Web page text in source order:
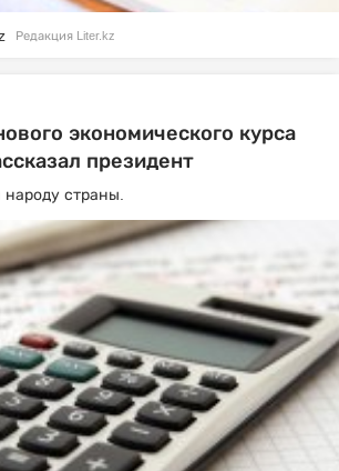
Редакция Liter.kz
экономического курса
президент
страны.